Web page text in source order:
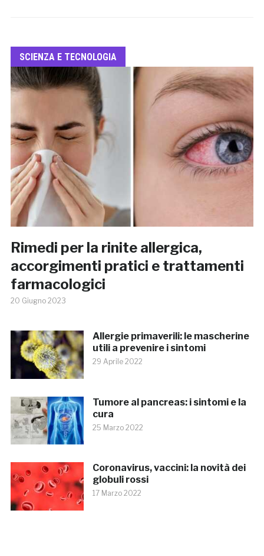
SCIENZA E TECNOLOGIA
Rimedi per la rinite allergica,
accorgimenti pratici e trattamenti
farmacologici
20 Giugno 2023
Allergie primaverili: le mascherine
utili a prevenire i sintomi
29 Aprile 2022
Tumore al pancreas: i sintomi e la
cura
25 Marzo 2022
Coronavirus, vaccini: la novità dei
globuli rossi
17 Marzo 2022